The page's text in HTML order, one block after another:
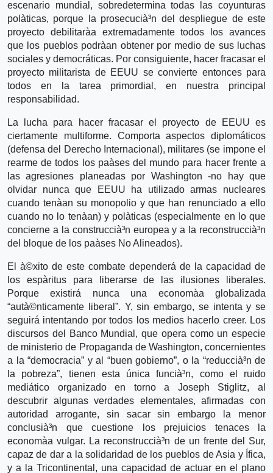
escenario mundial, sobredetermina todas las coyunturas
polà­ticas, porque la prosecucià³n del despliegue de este
proyecto debilitarà­a extremadamente todos los avances
que los pueblos podrà­an obtener por medio de sus luchas
sociales y democráticas. Por consiguiente, hacer fracasar el
proyecto militarista de EEUU se convierte entonces para
todos en la tarea primordial, en nuestra principal
responsabilidad.
La lucha para hacer fracasar el proyecto de EEUU es
ciertamente multiforme. Comporta aspectos diplomáticos
(defensa del Derecho Internacional), militares (se impone el
rearme de todos los paà­ses del mundo para hacer frente a
las agresiones planeadas por Washington -no hay que
olvidar nunca que EEUU ha utilizado armas nucleares
cuando tenà­an su monopolio y que han renunciado a ello
cuando no lo tenà­an) y polà­ticas (especialmente en lo que
concierne a la construccià³n europea y a la reconstruccià³n
del bloque de los paà­ses No Alineados).
El à©xito de este combate dependerá de la capacidad de
los espà­ritus para liberarse de las ilusiones liberales.
Porque existirá nunca una economà­a globalizada
“autà©nticamente liberal”. Y, sin embargo, se intenta y se
seguirá intentando por todos los medios hacerlo creer. Los
discursos del Banco Mundial, que opera como un especie
de ministerio de Propaganda de Washington, concernientes
a la “democracia” y al “buen gobierno”, o la “reduccià³n de
la pobreza”, tienen esta única funcià³n, como el ruido
mediático organizado en torno a Joseph Stiglitz, al
descubrir algunas verdades elementales, afirmadas con
autoridad arrogante, sin sacar sin embargo la menor
conclusià³n que cuestione los prejuicios tenaces la
economà­a vulgar. La reconstruccià³n de un frente del Sur,
capaz de dar a la solidaridad de los pueblos de Asia y Ífica,
y a la Tricontinental, una capacidad de actuar en el plano